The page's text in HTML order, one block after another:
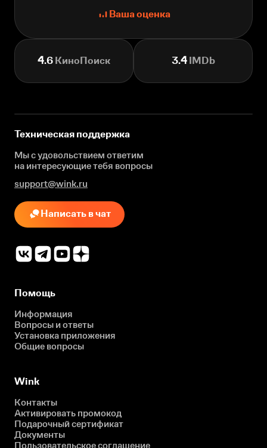
Ваша оценка
4.6 КиноПоиск 3.4IMDb
Техническая поддержка
Мы с удовольствием ответим
на интересующиетебя вопросы
support@wink.ru
Написать в чат
Помощь
Информация
Вопросы и ответы
Установка приложения
Общие вопросы
Wink
Контакты
Активировать промокод
Подарочный сертификат
Документы
Пользовательское соглашение